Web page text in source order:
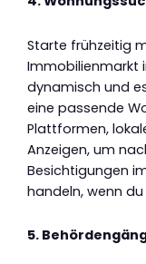
Starte frühzeitig
Immobilienmarkt
dynamisch und
eine passende
Plattformen,
Anzeigen, um
Besichtigungen
handeln, wenn
5.